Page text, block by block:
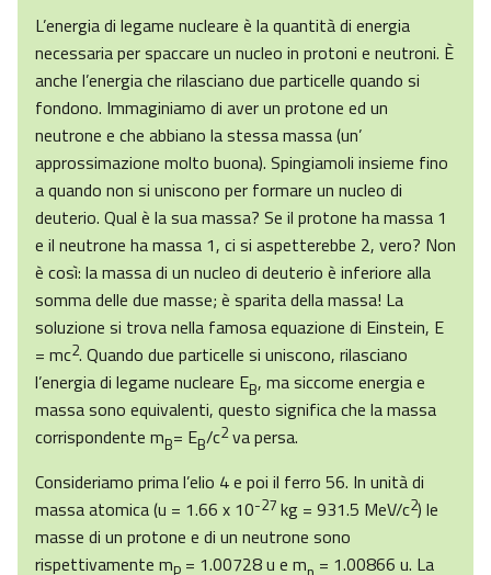
L’energia di legame nucleare è la quantità di energia
necessaria per spaccare un nucleo in protoni e neutroni. È
anche l’energia che rilasciano due particelle quando si
fondono. Immaginiamo di aver un protone ed un
neutrone e che abbiano la stessa massa (un’
approssimazione molto buona). Spingiamoli insieme fino
a quando non si uniscono per formare un nucleo di
deuterio. Qual è la sua massa? Se il protone ha massa 1
e il neutrone ha massa 1, ci si aspetterebbe 2, vero? Non
è così: la massa di un nucleo di deuterio è inferiore alla
somma delle due masse; è sparita della massa! La
soluzione si trova nella famosa equazione di Einstein, E
= mc2. Quando due particelle si uniscono, rilasciano
l’energia di legame nucleare EB, ma siccome energia e
massa sono equivalenti, questo significa che la massa
corrispondente mB= EB/c2va persa.
Consideriamo prima l’elio 4 e poi il ferro 56. In unità di
massa atomica (u = 1.66 x 10-27 kg = 931.5 MeV/c2) le
masse di un protone e di un neutrone sono
rispettivamente m = 1.00728 u e m = 1.00866 u. La